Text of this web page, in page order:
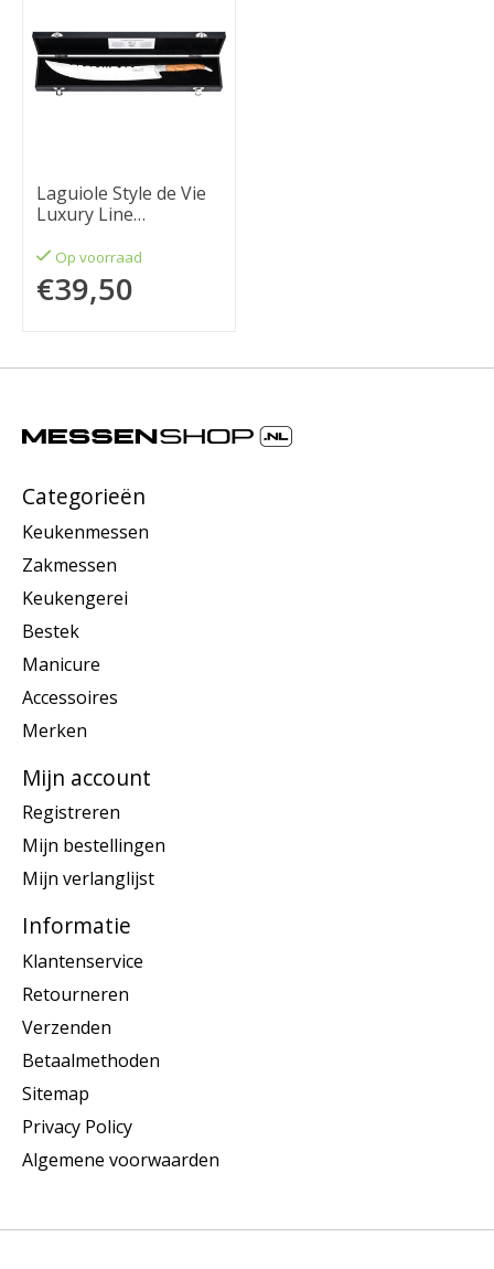
Laguiole Style de Vie
Luxury Line
olijfhout
Op voorraad
€39,50
Categorieën
Keukenmessen
Zakmessen
Keukengerei
Bestek
Manicure
Accessoires
Merken
Mijn account
Registreren
Mijn bestellingen
Mijn verlanglijst
Informatie
Klantenservice
Retourneren
Verzenden
Betaalmethoden
Sitemap
Privacy Policy
Algemene voorwaarden